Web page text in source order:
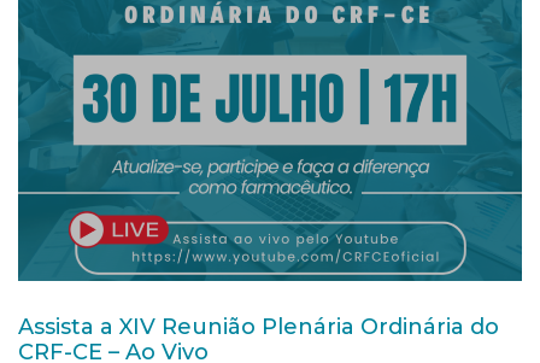
Assista a XIV Reunião Plenária Ordinária do
CRF-CE – Ao Vivo